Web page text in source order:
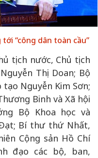
“công dân toàn cầu”
tịch nước, Chủ tịch
Thị Doan; Bộ
Nguyễn Kim Sơn;
Binh và Xã hội
Bộ Khoa học và
Bí thư thứ Nhất,
Cộng sản Hồ Chí
đạo các bộ, ban,